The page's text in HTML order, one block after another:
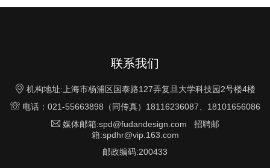
联系我们
 机构地址:上海市杨浦区国泰路127弄复旦大学科技园2号楼4楼
电话：021-55663898（同传真）18116236087、18101656086
 媒体邮箱:spd@fudandesign.com 招聘邮
箱:spdhr@vip.163.com
邮政编码:200433